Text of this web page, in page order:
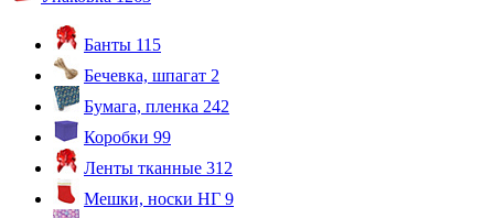
Банты 115
Бечевка, шпагат 2
Бумага, пленка 242
Коробки 99
Ленты тканные 312
Мешки, носки НГ 9